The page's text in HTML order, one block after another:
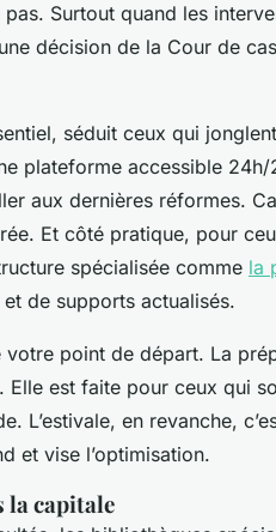
pas. Surtout quand les
décision de la Cour de
séduit ceux qui
plateforme accessible
aux dernières réformes.
Et côté pratique, pour
spécialisée comme la
de supports actualisés.
point de départ. La
Elle est faite pour ceux qui
L’estivale, en revanche,
et vise l’optimisation.
la capitale